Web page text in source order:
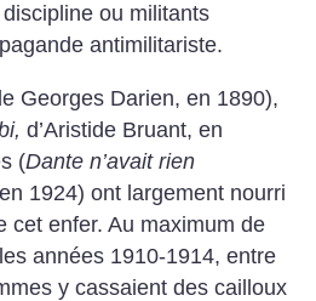
ou militants
antimilitariste.
Georges Darien, en 1890),
d’Aristide Bruant, en
(Dante n’avait rien
1924) ont largement nourri
cet enfer. Au maximum de
années 1910-1914, entre
y cassaient des cailloux